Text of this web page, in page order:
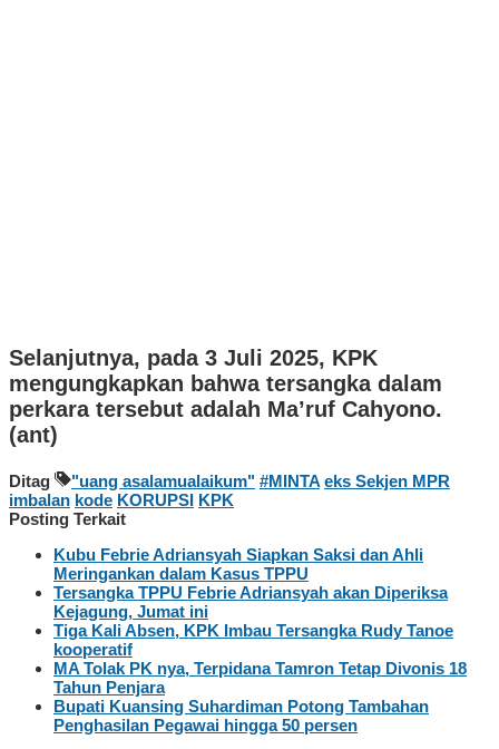
Selanjutnya, pada 3 Juli 2025, KPK
mengungkapkan bahwa tersangka dalam
perkara tersebut adalah Ma’ruf Cahyono.
(ant)
Ditag "uang asalamualaikum" #MINTA eks Sekjen MPR
imbalan kode KORUPSI KPK
Posting Terkait
Kubu Febrie Adriansyah Siapkan Saksi dan Ahli
Meringankan dalam Kasus TPPU
Tersangka TPPU Febrie Adriansyah akan Diperiksa
Kejagung, Jumat ini
Tiga Kali Absen, KPK Imbau Tersangka Rudy Tanoe
kooperatif
MA Tolak PK nya, Terpidana Tamron Tetap Divonis 18
Tahun Penjara
Bupati Kuansing Suhardiman Potong Tambahan
Penghasilan Pegawai hingga 50 persen